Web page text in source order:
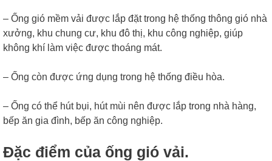
– Ống gió mềm vải được lắp đặt trong hệ thống thông gió nhà
xưởng, khu chung cư, khu đô thị, khu công nghiệp, giúp
không khí làm việc được thoáng mát.
– Ống còn được ứng dụng trong hệ thống điều hòa.
– Ống có thể hút bụi, hút mùi nên được lắp trong nhà hàng,
bếp ăn gia đình, bếp ăn công nghiệp.
Đặc điểm của ống gió vải.